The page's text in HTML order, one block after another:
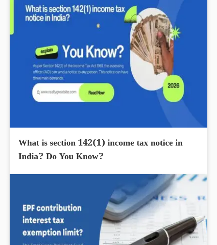
What is section 142(1) income tax notice in
India? Do You Know?